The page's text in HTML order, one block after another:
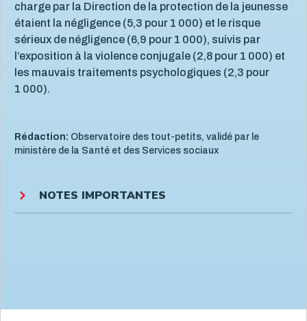
charge par la Direction de la protection de la jeunesse
étaient la négligence (5,3 pour 1 000) et le risque
sérieux de négligence (6,9 pour 1 000), suivis par
l’exposition à la violence conjugale (2,8 pour 1 000) et
les mauvais traitements psychologiques (2,3 pour
1 000).
Rédaction: Observatoire des tout-petits, validé par le
ministère de la Santé et des Services sociaux
NOTES IMPORTANTES